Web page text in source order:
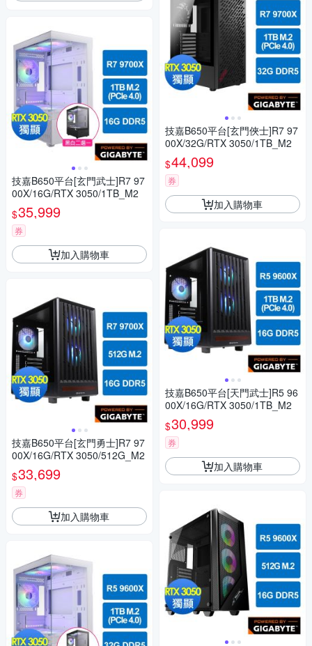
技嘉B650平台[玄門武士]R7 97
00X/16G/RTX 3050/1TB_M2
$35,999
券
加入購物車
技嘉B650平台[玄門勇士]R7 97
00X/16G/RTX 3050/512G_M2
$33,699
券
加入購物車
技嘉B650平台[玄門俠士]R7 97
00X/32G/RTX 3050/1TB_M2
$44,099
券
加入購物車
技嘉B650平台[天門武士]R5 96
00X/16G/RTX 3050/1TB_M2
$30,999
券
加入購物車